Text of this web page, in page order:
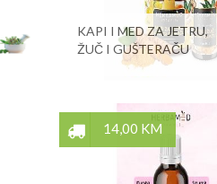
KAPI I MED ZA JETRU,
ŽUČ I GUŠTERAČU
14,00 KM